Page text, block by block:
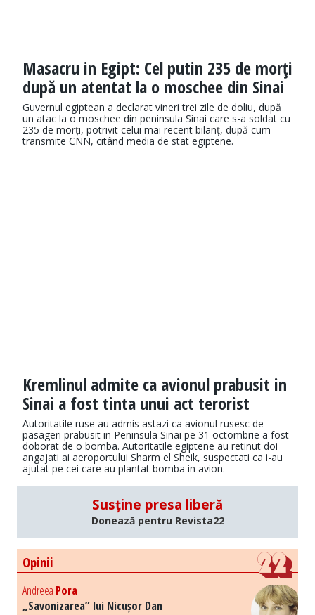
Masacru in Egipt: Cel putin 235 de morţi
după un atentat la o moschee din Sinai
Guvernul egiptean a declarat vineri trei zile de doliu, după
un atac la o moschee din peninsula Sinai care s-a soldat cu
235 de morți, potrivit celui mai recent bilanț, după cum
transmite CNN, citând media de stat egiptene.
Kremlinul admite ca avionul prabusit in
Sinai a fost tinta unui act terorist
Autoritatile ruse au admis astazi ca avionul rusesc de
pasageri prabusit in Peninsula Sinai pe 31 octombrie a fost
doborat de o bomba. Autoritatile egiptene au retinut doi
angajati ai aeroportului Sharm el Sheik, suspectati ca i-au
ajutat pe cei care au plantat bomba in avion.
Susține presa liberă
Donează pentru Revista22
Opinii
Andreea Pora
„Savonizarea” lui Nicușor Dan